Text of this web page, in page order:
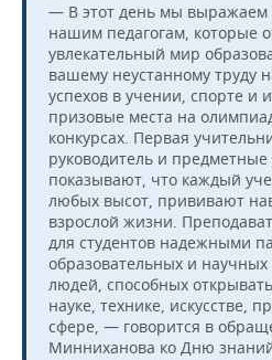
ОТКРЫТАЯ ЛЕКЦИЯ
БАСКЕТБОЛ
ВОЛЕЙБОЛ
КИБЕРСПОРТ
ФИГУРНОЕ КАТАНИЕ
ВОДНЫЕ ВИДЫ СПОРТА
ХОККЕЙ С МЯЧОМ
ИНФРАСТРУКТУРА
ИСТОРИЯ
КУЛЬТУРА
МЕДИЦИНА
ОБРАЗОВАНИЕ
ПРОИСШЕСТВИЯ
СПРАВОЧНИК
СПИСОК ПЕРСОН
СПИСОК КОМПАНИЙ
ПОЛНАЯ ВЕРСИЯ
— В этот день мы выражаем
нашим педагогам, которые
увлекательный мир
вашему неустанному труду
успехов в учении, спорте и
призовые места на
конкурсах. Первая
руководитель и
показывают, что каждый
любых высот, прививают
взрослой жизни.
для студентов надежными
образовательных и научных
людей, способных
науке, технике, искусстве,
сфере, — говорится в
Минниханова ко Дню